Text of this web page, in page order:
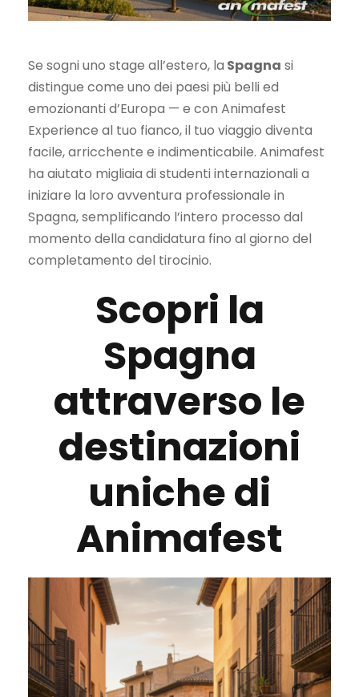
Se sogni uno stage all’estero, la Spagna si
distingue come uno dei paesi più belli ed
emozionanti d’Europa — e con Animafest
Experience al tuo fianco, il tuo viaggio diventa
facile, arricchente e indimenticabile. Animafest
ha aiutato migliaia di studenti internazionali a
iniziare la loro avventura professionale in
Spagna, semplificando l’intero processo dal
momento della candidatura fino al giorno del
completamento del tirocinio.
Scopri la
Spagna
attraverso le
destinazioni
uniche di
Animafest